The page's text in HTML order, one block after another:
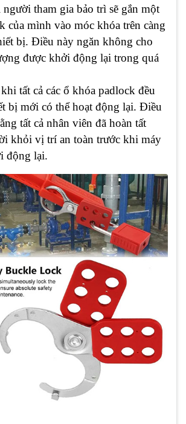
tham gia bảo trì sẽ gắn một
của mình vào móc khóa trên càng
bị. Điều này ngăn không cho
được khởi động lại trong quá
tất cả các ổ khóa padlock đều
bị mới có thể hoạt động lại. Điều
tất cả nhân viên đã hoàn tất
khỏi vị trí an toàn trước khi máy
động lại.